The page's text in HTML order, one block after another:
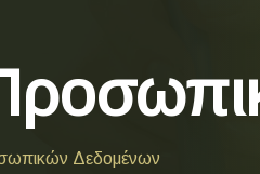
Δεδομένων